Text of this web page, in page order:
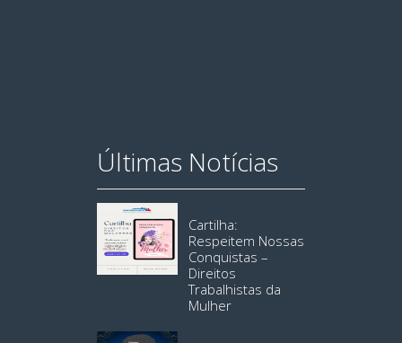
Últimas Notícias
Cartilha:
Respeitem Nossas
Conquistas –
Direitos
Trabalhistas da
Mulher